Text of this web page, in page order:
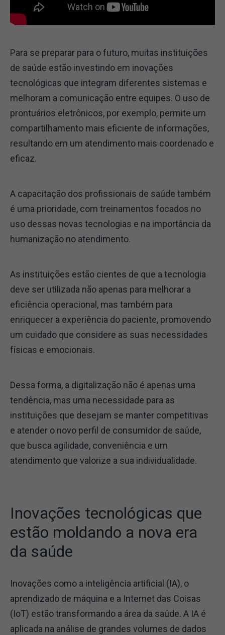
Para se preparar para o futuro, muitas instituições
de saúde estão investindo em inovações
tecnológicas que integram diferentes sistemas e
melhoram a comunicação entre equipes. O uso de
prontuários eletrônicos, por exemplo, permite um
compartilhamento mais eficiente de informações,
resultando em um atendimento mais coordenado e
eficaz.
A capacitação dos profissionais de saúde também
é uma prioridade, com treinamentos focados no
uso dessas novas tecnologias e na importância da
humanização no atendimento.
As instituições estão cientes de que a tecnologia
deve ser utilizada não apenas para melhorar a
eficiência operacional, mas também para
enriquecer a experiência do paciente, promovendo
um cuidado que considere as suas necessidades
físicas e emocionais.
Dessa forma, a digitalização não é apenas uma
tendência, mas uma necessidade para as
instituições que desejam se manter competitivas
e atender o novo perfil de consumidor de saúde,
que busca agilidade, conveniência e um
atendimento que valorize a sua individualidade.
Inovações tecnológicas que
estão moldando a nova era
da saúde
Inovações como a inteligência artificial (IA), o
aprendizado de máquina e a Internet das Coisas
(IoT) estão transformando a área da saúde. A IA é
aplicada na análise de grandes volumes de dados